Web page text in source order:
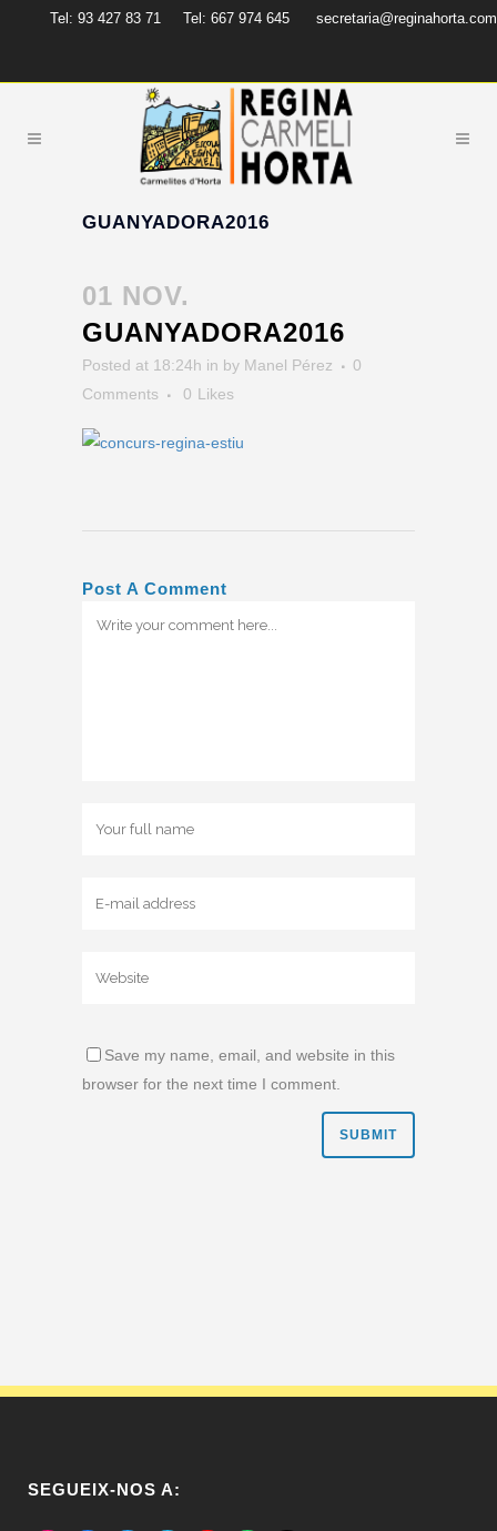
Tel: 93 427 83 71 Tel: 667 974 645 secretaria@reginahorta.com
GUANYADORA2016
01 NOV.
GUANYADORA2016
Posted at 18:24h in by Manel Pérez
0
Comments
0 Likes
Post A Comment
Save my name, email, and website in this
browser for the next time I comment.
SEGUEIX-NOS A: